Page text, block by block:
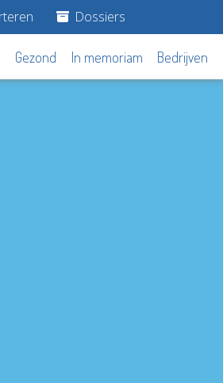
Dossiers
Gezond In memoriam Bedrijven